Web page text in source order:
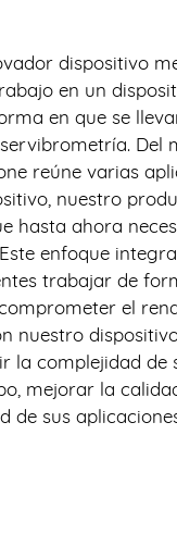
dispositivo
en un
en que se
Del
reúne varias
nuestro
hasta ahora
enfoque
trabajar de
el
nuestro
la complejidad de
mejorar la
de sus